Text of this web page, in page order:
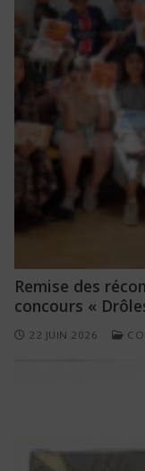
Remise des
concours «
22 JUIN 2026